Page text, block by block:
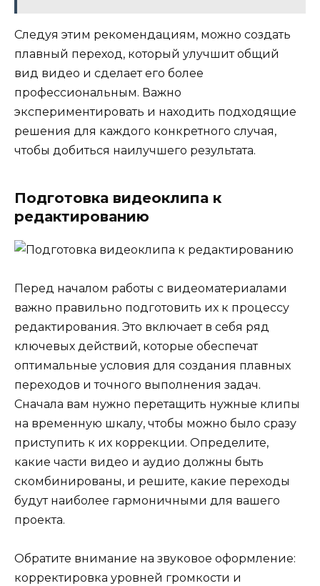
Следуя этим рекомендациям, можно создать
плавный переход, который улучшит общий
вид видео и сделает его более
профессиональным. Важно
экспериментировать и находить подходящие
решения для каждого конкретного случая,
чтобы добиться наилучшего результата.
Подготовка видеоклипа к
редактированию
Перед началом работы с видеоматериалами
важно правильно подготовить их к процессу
редактирования. Это включает в себя ряд
ключевых действий, которые обеспечат
оптимальные условия для создания плавных
переходов и точного выполнения задач.
Сначала вам нужно перетащить нужные клипы
на временную шкалу, чтобы можно было сразу
приступить к их коррекции. Определите,
какие части видео и аудио должны быть
скомбинированы, и решите, какие переходы
будут наиболее гармоничными для вашего
проекта.
Обратите внимание на звуковое оформление:
корректировка уровней громкости и